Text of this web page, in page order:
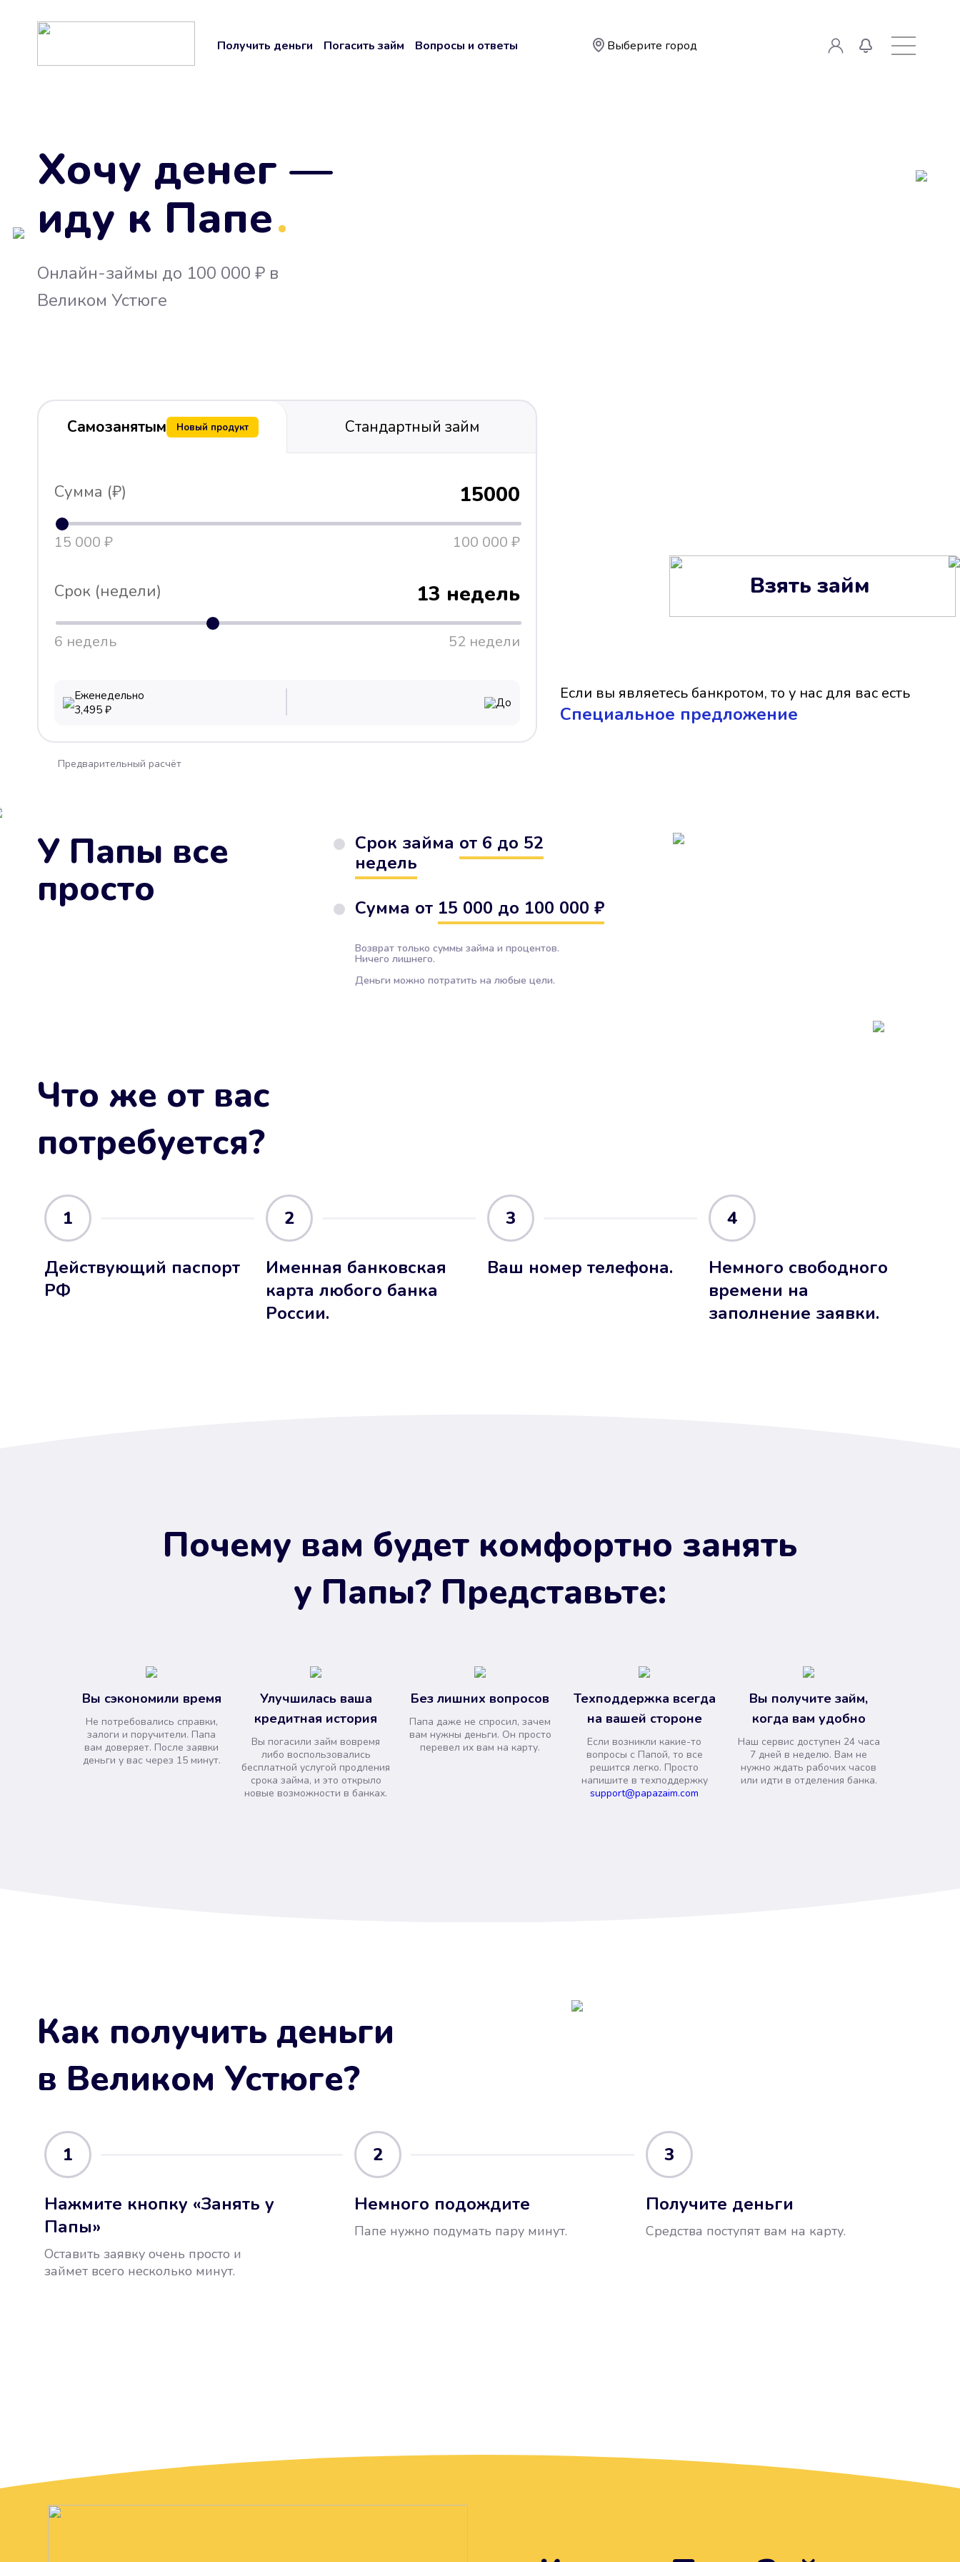
Получить деньги Погасить займ Вопросы и ответы Выберите город
Хочу денег —
иду к Папе
.
Онлайн-займы до 100 000 ₽ в
Великом Устюге
Самозанятым Новый продукт Стандартный займ
Сумма (₽) 15000
15 000 ₽ 100 000 ₽
Срок (недели) 13 недель
6 недель 52 недели
Еженедельно
3,495 ₽ До
Взять займ
Если вы являетесь банкротом, то у нас для вас есть
Cпециальное предложение
Предварительный расчёт
У Папы все
просто
Срок займа от 6 до 52
недель
Сумма от 15 000 до 100 000 ₽
Возврат только суммы займа и процентов.
Ничего лишнего.
Деньги можно потратить на любые цели.
Что же от вас
потребуется?
1
Действующий паспорт
РФ
2
Именная банковская
карта любого банка
России.
3
Ваш номер телефона.
4
Немного свободного
времени на
заполнение заявки.
Почему вам будет комфортно занять
у Папы? Представьте:
Вы сэкономили время
Не потребовались справки,
залоги и поручители. Папа
вам доверяет. После заявки
деньги у вас через 15 минут.
Улучшилась ваша
кредитная история
Вы погасили займ вовремя
либо воспользовались
бесплатной услугой продления
срока займа, и это открыло
новые возможности в банках.
Без лишних вопросов
Папа даже не спросил, зачем
вам нужны деньги. Он просто
перевел их вам на карту.
Техподдержка всегда
на вашей стороне
Если возникли какие-то
вопросы с Папой, то все
решится легко. Просто
напишите в техподдержку
support@papazaim.com
Вы получите займ,
когда вам удобно
Наш сервис доступен 24 часа
7 дней в неделю. Вам не
нужно ждать рабочих часов
или идти в отделения банка.
Как получить деньги
в Великом Устюге?
1
Нажмите кнопку «Занять у
Папы»
Оставить заявку очень просто и
займет всего несколько минут.
2
Немного подождите
Папе нужно подумать пару минут.
3
Получите деньги
Средства поступят вам на карту.